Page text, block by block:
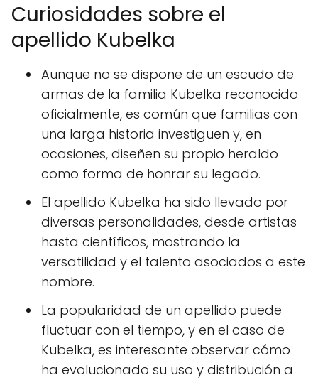
Curiosidades sobre el
apellido Kubelka
Aunque no se dispone de un escudo de
armas de la familia Kubelka reconocido
oficialmente, es común que familias con
una larga historia investiguen y, en
ocasiones, diseñen su propio heraldo
como forma de honrar su legado.
El apellido Kubelka ha sido llevado por
diversas personalidades, desde artistas
hasta científicos, mostrando la
versatilidad y el talento asociados a este
nombre.
La popularidad de un apellido puede
fluctuar con el tiempo, y en el caso de
Kubelka, es interesante observar cómo
ha evolucionado su uso y distribución a